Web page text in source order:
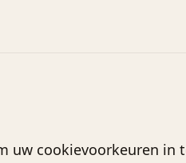
uw cookievoorkeuren in